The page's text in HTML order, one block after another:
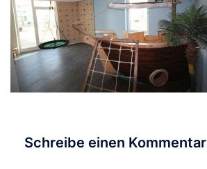
Schreibe einen Kommentar